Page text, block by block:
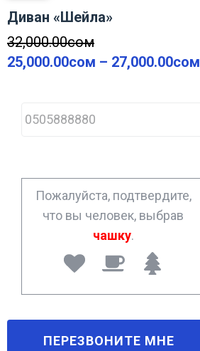
Диван «Шейла»
32,000.00сом
25,000.00сом – 27,000.00сом
h
o
*
Пожалуйста, подтвердите,
что вы человек, выбрав
чашку.